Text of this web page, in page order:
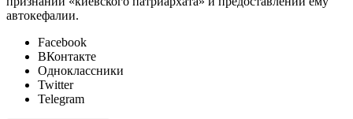
автокефалии.
Facebook
ВКонтакте
Одноклассники
Twitter
Telegram